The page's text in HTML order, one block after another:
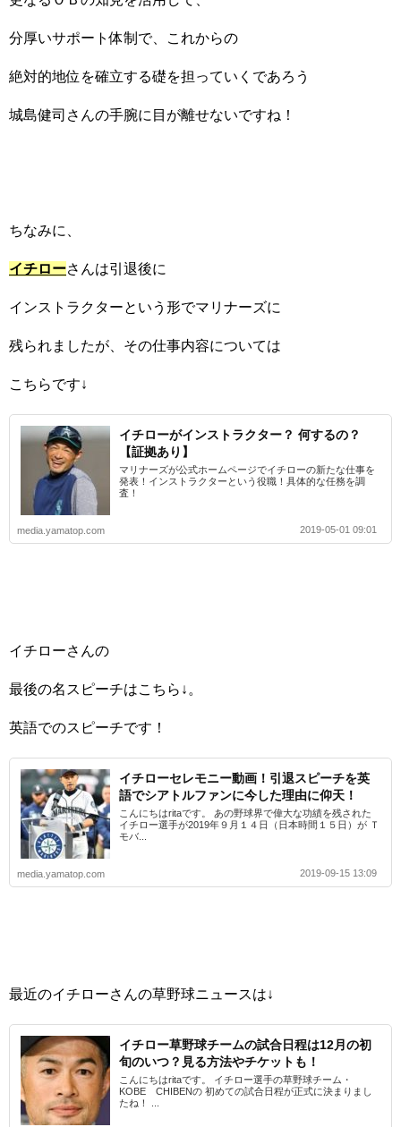
分厚いサポート体制で、これからの
絶対的地位を確立する礎を担っていくであろう
城島健司さんの手腕に目が離せないですね！
ちなみに、
イチローさんは引退後に
インストラクターという形でマリナーズに
残られましたが、その仕事内容については
こちらです↓
イチローがインストラクター？ 何するの？
【証拠あり】
マリナーズが公式ホームページでイチローの新たな仕事を
発表！インストラクターという役職！具体的な任務を調
査！
media.yamatop.com 2019-05-01 09:01
イチローさんの
最後の名スピーチはこちら↓。
英語でのスピーチです！
イチローセレモニー動画！引退スピーチを英
語でシアトルファンに今した理由に仰天！
こんにちはritaです。 あの野球界で偉大な功績を残された
イチロー選手が2019年９月１４日（日本時間１５日）が Ｔ
モバ...
media.yamatop.com 2019-09-15 13:09
最近のイチローさんの草野球ニュースは↓
イチロー草野球チームの試合日程は12月の初
旬のいつ？見る方法やチケットも！
こんにちはritaです。 イチロー選手の草野球チーム・
KOBE CHIBENの 初めての試合日程が正式に決まりまし
たね！ ...